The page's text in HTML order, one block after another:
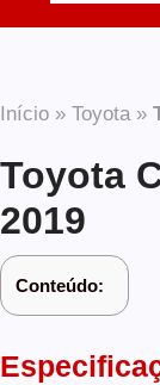
Início » Toyota»
Toyota
2019
Conteúdo: